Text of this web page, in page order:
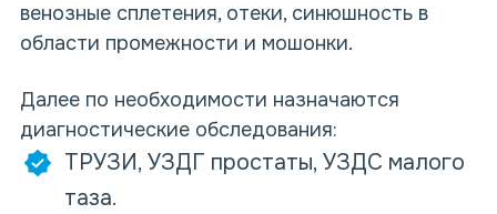
венозные сплетения, отеки, синюшность в
области промежности и мошонки.
Далее по необходимости назначаются
диагностические обследования:
ТРУЗИ, УЗДГ простаты, УЗДС малого
таза.